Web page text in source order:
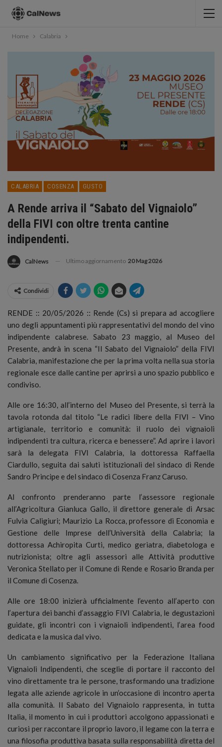
Home Calabria
CALABRIA COSENZA GUSTO
A Rende arriva il “Sabato del Vignaiolo”
della FIVI con oltre trenta cantine
indipendenti.
CalNews Ultimo aggiornamento 20 Mag 2026
Condividi
RENDE :: 20/05/2026 :: Rende (Cs) si prepara ad accogliere
uno degli appuntamenti più rappresentativi del mondo del vino
indipendente calabrese. Sabato 23 maggio, al Museo del
Presente, andrà in scena “Il Sabato del Vignaiolo” della FIVI
Calabria, manifestazione che per la prima volta nella sua storia
regionale esce dalle cantine per aprirsi a uno spazio pubblico e
condiviso.
Alle ore 16:30, all’interno del Museo del Presente, si terrà la
tavola rotonda dal titolo “Le radici libere della FIVI – Vino
artigianale, territorio e comunità: il ruolo dei vignaioli
indipendenti tra cultura, ricerca e benessere”. Ad aprire i lavori
sarà la delegata FIVI Calabria, la dottoressa Raffaella
Ciardullo, seguita dai saluti istituzionali del sindaco di Rende
Sandro Principe e del sindaco di Cosenza Franz Caruso.
Al confronto prenderanno parte l’assessore regionale
all’Agricoltura Gianluca Gallo, il direttore generale di Arsac
Fulvia Caligiuri; Maurizio La Rocca, professore di Economia e
Gestione delle Imprese dell’Università della Calabria; la
dottoressa Achiropita Curti, medico geriatra, diabetologa e
nutrizionista; oltre agli assessori alle Attività produttive
Veronica Stellato per il Comune di Rende e Rosario Branda per
il Comune di Cosenza.
Alle ore 18:00 inizierà ufficialmente l’evento all’aperto con
l’apertura dei banchi d’assaggio FIVI Calabria, le degustazioni
guidate, gli incontri con i vignaioli indipendenti, l’area food
dedicata e la musica dal vivo.
Un cambiamento significativo per la Federazione Italiana
Vignaioli Indipendenti, che sceglie di portare il racconto del
vino direttamente tra le persone, trasformando una tradizione
legata alle aziende agricole in un’occasione di incontro aperta
alla comunità. Il Sabato del Vignaiolo rappresenta, in tutta
Italia, il momento in cui i produttori accolgono appassionati e
curiosi per raccontare il proprio lavoro, il legame con la terra e
una filosofia produttiva basata sulla responsabilità diretta del